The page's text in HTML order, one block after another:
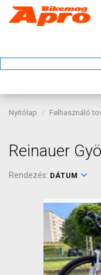
Nyitólap Felhasználó
Reinauer
Rendezés: DÁTUM